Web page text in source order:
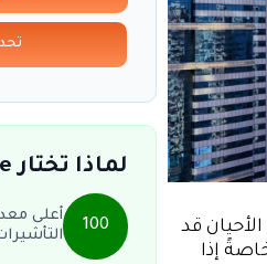
قد
إذا
لماذا تختار eDubaivisa.ae؟
100
أعلى